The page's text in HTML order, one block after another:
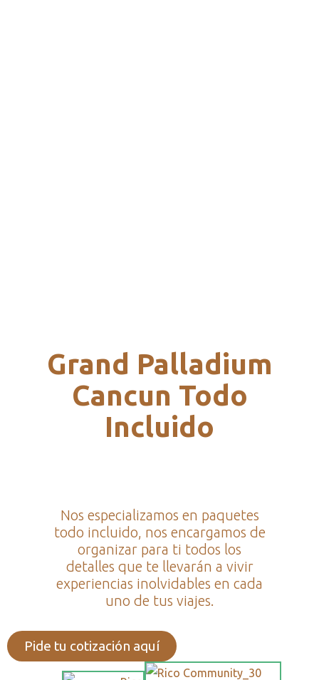
Grand Palladium
Cancun Todo
Incluido
Nos especializamos en paquetes
todo incluido, nos encargamos de
organizar para ti todos los
detalles que te llevarán a vivir
experiencias inolvidables en cada
uno de tus viajes.
Pide tu cotización aquí